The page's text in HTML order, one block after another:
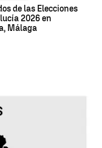
de las Elecciones
2026 en
Málaga